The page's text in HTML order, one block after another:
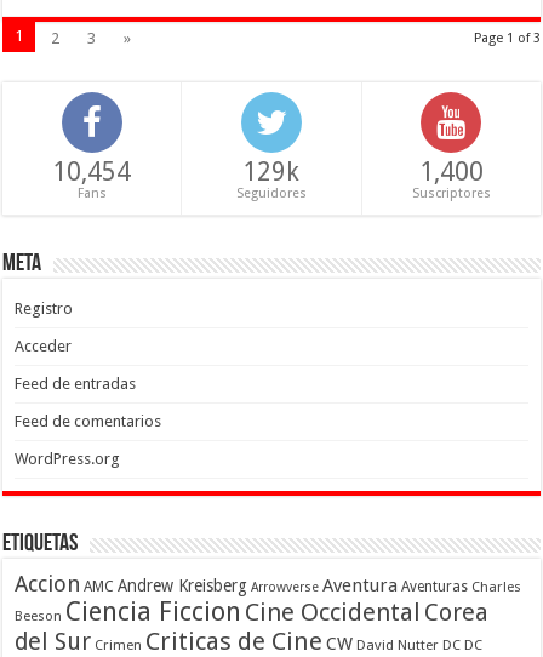
Page 1 of 3
1 2 3 »
10,454
Fans
129k
Seguidores
1,400
Suscriptores
Meta
Registro
Acceder
Feed de entradas
Feed de comentarios
WordPress.org
Etiquetas
Accion AMC Andrew Kreisberg Arrowverse Aventura Aventuras Charles
Beeson Ciencia Ficcion Cine Occidental Corea
del Sur Crimen Criticas de Cine CW David Nutter DC DC